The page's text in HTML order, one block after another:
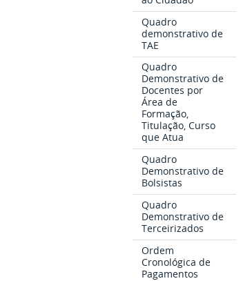
Quadro
demonstrativo de
TAE
Quadro
Demonstrativo de
Docentes por
Área de
Formação,
Titulação, Curso
que Atua
Quadro
Demonstrativo de
Bolsistas
Quadro
Demonstrativo de
Terceirizados
Ordem
Cronológica de
Pagamentos